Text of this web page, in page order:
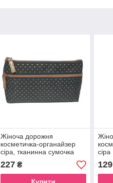
Жіноча дорожня
косметичка-органайзер
сіра, тканинна сумочка
для косметики середня
24смх8см люкс Beauty
Luxury Grey
227₴ 129